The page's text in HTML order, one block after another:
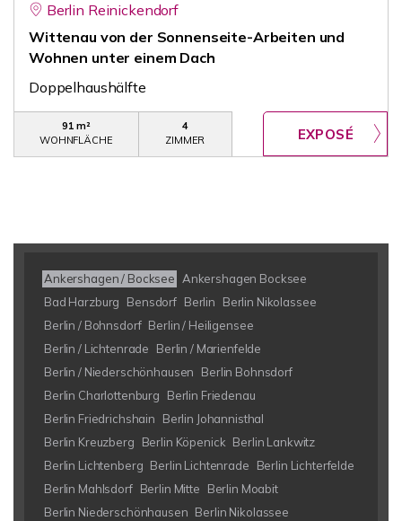
Berlin Reinickendorf
Wittenau von der Sonnenseite-Arbeiten und
Wohnen unter einem Dach
Doppelhaushälfte
91 m²
WOHNFLÄCHE
4
ZIMMER
Ankershagen / Bocksee
Ankershagen Bocksee
Bad Harzburg
Bensdorf Berlin
Berlin Nikolassee
Berlin / Bohnsdorf Berlin / Heiligensee
Berlin / Lichtenrade
Berlin / Marienfelde
Berlin / Niederschönhausen
Berlin Bohnsdorf
Berlin Charlottenburg
Berlin Friedenau
Berlin Friedrichshain
Berlin Johannisthal
Berlin Kreuzberg
Berlin Köpenick Berlin Lankwitz
Berlin Lichtenberg Berlin Lichtenrade
Berlin Lichterfelde
Berlin Mahlsdorf Berlin Mitte
Berlin Moabit
Berlin Niederschönhausen Berlin Nikolassee